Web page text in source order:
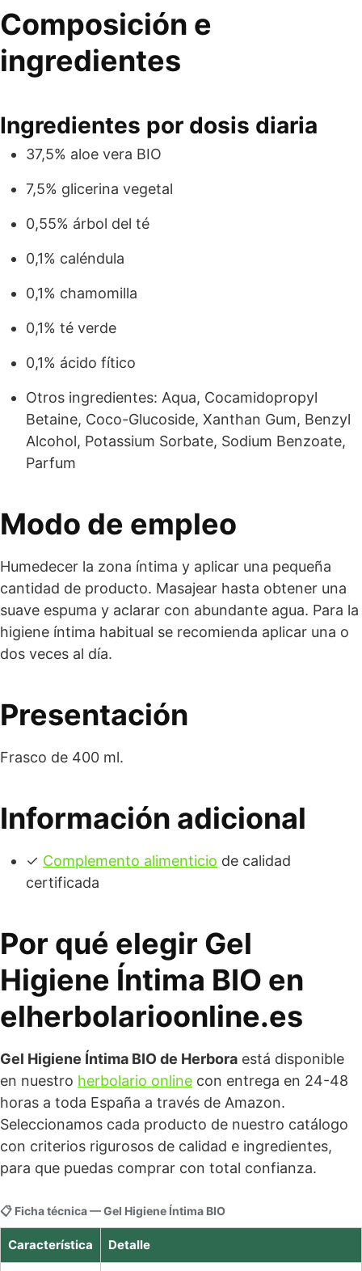
Composición e
ingredientes
Ingredientes por dosis diaria
37,5% aloe vera BIO
7,5% glicerina vegetal
0,55% árbol del té
0,1% caléndula
0,1% chamomilla
0,1% té verde
0,1% ácido fítico
Otros ingredientes: Aqua, Cocamidopropyl
Betaine, Coco-Glucoside, Xanthan Gum, Benzyl
Alcohol, Potassium Sorbate, Sodium Benzoate,
Parfum
Modo de empleo
Humedecer la zona íntima y aplicar una pequeña
cantidad de producto. Masajear hasta obtener una
suave espuma y aclarar con abundante agua. Para la
higiene íntima habitual se recomienda aplicar una o
dos veces al día.
Presentación
Frasco de 400 ml.
Información adicional
✓ Complemento alimenticio de calidad
certificada
Por qué elegir Gel
Higiene Íntima BIO en
elherbolarioonline.es
Gel Higiene Íntima BIO de Herbora está disponible
en nuestro herbolario online con entrega en 24-48
horas a toda España a través de Amazon.
Seleccionamos cada producto de nuestro catálogo
con criterios rigurosos de calidad e ingredientes,
para que puedas comprar con total confianza.
📋 Ficha técnica — Gel Higiene Íntima BIO
Característica Detalle